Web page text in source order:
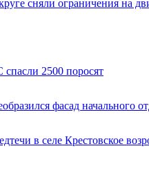
сняли ограничения на
2500 поросят
фасад начального
в селе Крестовское